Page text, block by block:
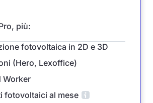
più:
fotovoltaica in 2D e 3D
(Hero, Lexoffice)
Worker
fotovoltaici al mese